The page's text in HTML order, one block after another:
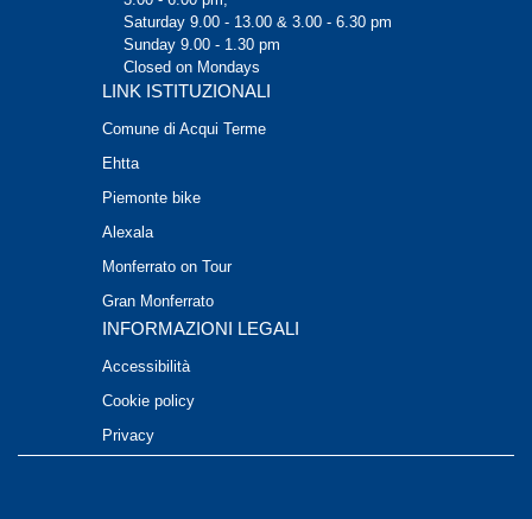
Saturday 9.00 - 13.00 & 3.00 - 6.30 pm
Sunday 9.00 - 1.30 pm
Closed on Mondays
LINK ISTITUZIONALI
Comune di Acqui Terme
Ehtta
Piemonte bike
Alexala
Monferrato on Tour
Gran Monferrato
INFORMAZIONI LEGALI
Accessibilità
Cookie policy
Privacy